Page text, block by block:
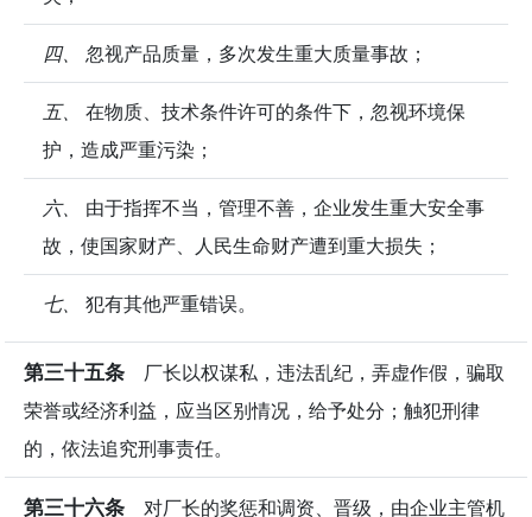
四、 忽视产品质量，多次发生重大质量事故；
五、
在物质、技术条件许可的条件下，忽视环境保
护，造成严重污染；
六、
由于指挥不当，管理不善，企业发生重大安全事
故，使国家财产、人民生命财产遭到重大损失；
七、 犯有其他严重错误。
第三十五条 厂长以权谋私，违法乱纪，弄虚作假，骗取
荣誉或经济利益，应当区别情况，给予处分；触犯刑律
的，依法追究刑事责任。
第三十六条 对厂长的奖惩和调资、晋级，由企业主管机